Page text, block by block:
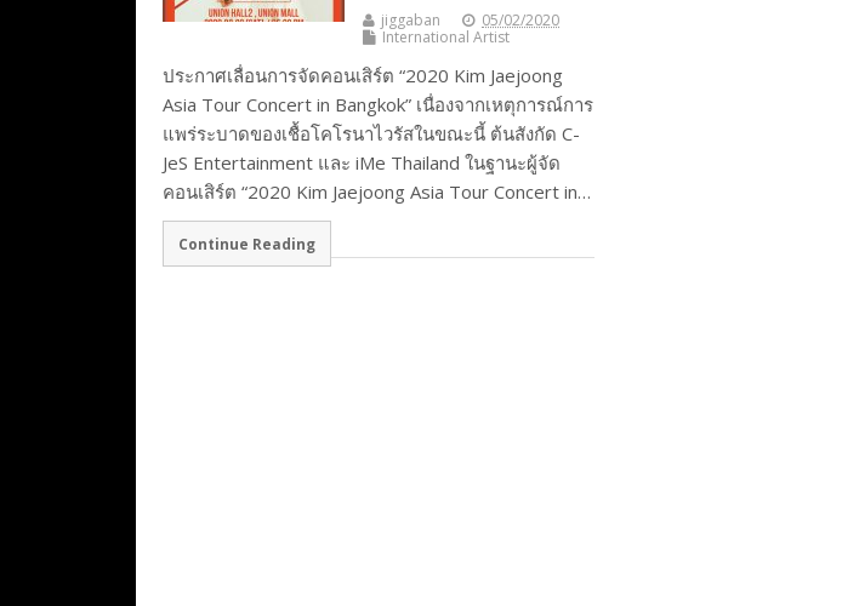
jiggaban
05/02/2020
International Artist
ประกาศเลื่อนการจัดคอนเสิร์ต “2020 Kim Jaejoong
Asia Tour Concert in Bangkok” เนื่องจากเหตุการณ์การ
แพร่ระบาดของเชื้อโคโรนาไวรัสในขณะนี้ ต้นสังกัด C-
JeS Entertainment และ iMe Thailand ในฐานะผู้จัด
คอนเสิร์ต “2020 Kim Jaejoong Asia Tour Concert in…
Continue Reading